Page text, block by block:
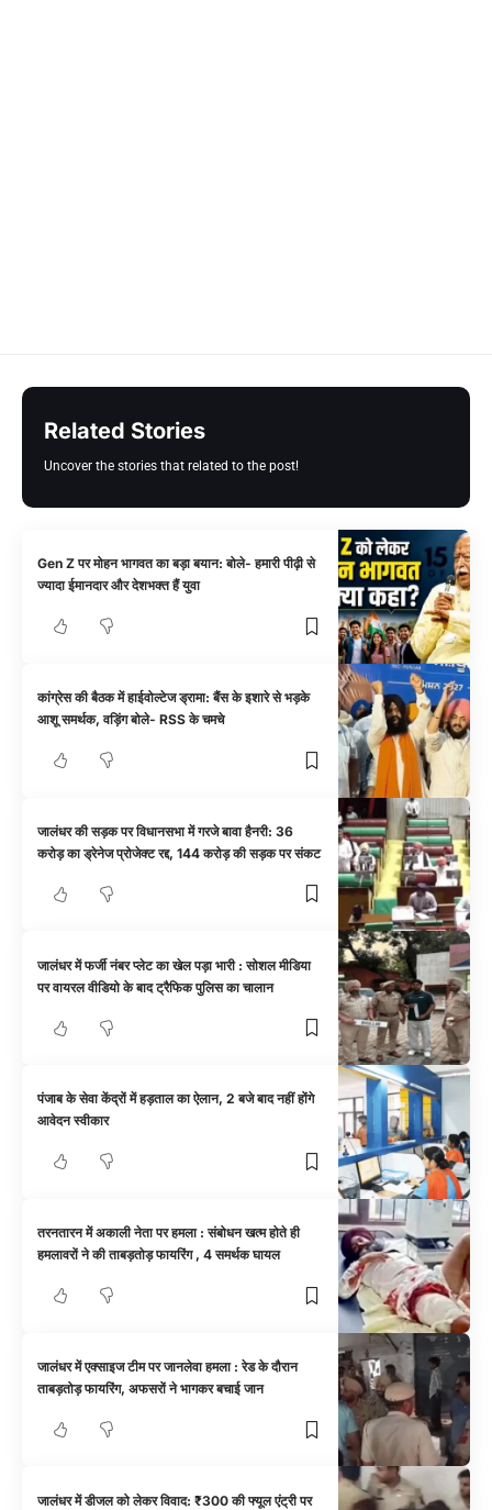
Related Stories
Uncover the stories that related to the post!
Gen Z पर मोहन भागवत का बड़ा बयान: बोले- हमारी पीढ़ी से
ज्यादा ईमानदार और देशभक्त हैं युवा
कांग्रेस की बैठक में हाईवोल्टेज ड्रामा: बैंस के इशारे से भड़के
आशू समर्थक, वड़िंग बोले- RSS के चमचे
जालंधर की सड़क पर विधानसभा में गरजे बावा हैनरी: 36
करोड़ का ड्रेनेज प्रोजेक्ट रद्द, 144 करोड़ की सड़क पर संकट
जालंधर में फर्जी नंबर प्लेट का खेल पड़ा भारी : सोशल मीडिया
पर वायरल वीडियो के बाद ट्रैफिक पुलिस का चालान
पंजाब के सेवा केंद्रों में हड़ताल का ऐलान, 2 बजे बाद नहीं होंगे
आवेदन स्वीकार
तरनतारन में अकाली नेता पर हमला : संबोधन खत्म होते ही
हमलावरों ने की ताबड़तोड़ फायरिंग , 4 समर्थक घायल
जालंधर में एक्साइज टीम पर जानलेवा हमला : रेड के दौरान
ताबड़तोड़ फायरिंग, अफसरों ने भागकर बचाई जान
जालंधर में डीजल को लेकर विवाद: ₹300 की फ्यूल एंट्री पर